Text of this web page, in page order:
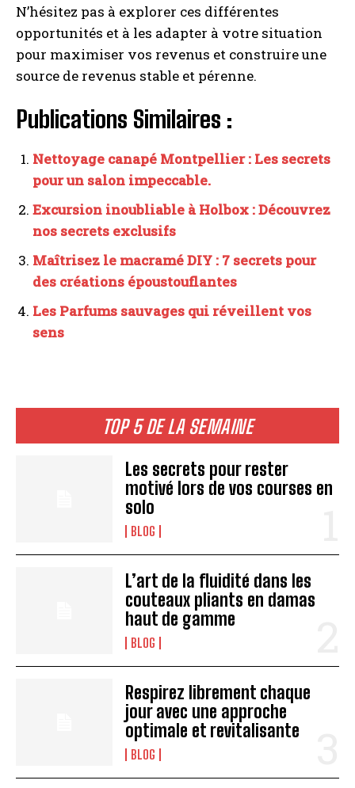
TOP 5 DE LA SEMAINE
Les secrets pour rester
motivé lors de vos courses en
solo
BLOG
L’art de la fluidité dans les
couteaux pliants en damas
haut de gamme
BLOG
Respirez librement chaque
jour avec une approche
optimale et revitalisante
BLOG
N’hésitez pas à explorer ces différentes
opportunités et à les adapter à votre situation
pour maximiser vos revenus et construire une
source de revenus stable et pérenne.
Publications Similaires :
Nettoyage canapé Montpellier : Les secrets
pour un salon impeccable.
Excursion inoubliable à Holbox : Découvrez
nos secrets exclusifs
Maîtrisez le macramé DIY : 7 secrets pour
des créations époustouflantes
Les Parfums sauvages qui réveillent vos
sens